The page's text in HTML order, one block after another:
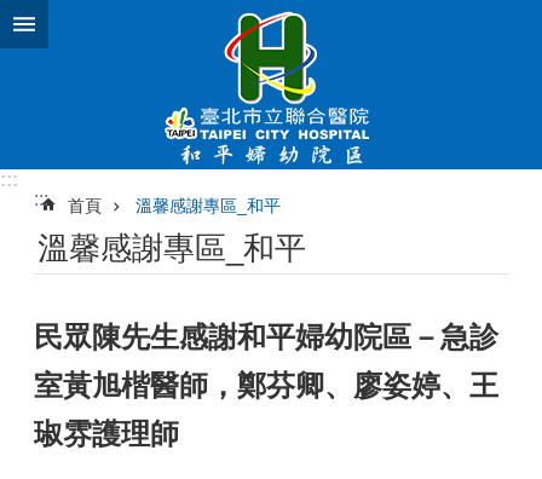
跳到主要內容區塊
:::
:::
首頁 溫馨感謝專區_和平
溫馨感謝專區_和平
民眾陳先生感謝和平婦幼院區－急診
室黃旭楷醫師，鄭芬卿、廖姿婷、王
琡雰護理師